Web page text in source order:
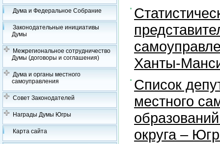
Дума и Федеральное Собрание
Законодательные инициативы
Думы
Межрегиональное сотрудничество
Думы (договоры и соглашения)
Дума и органы местного
самоуправления
Совет Законодателей
Награды Думы Югры
Карта сайта
Ханты-
Список
местного
округа –